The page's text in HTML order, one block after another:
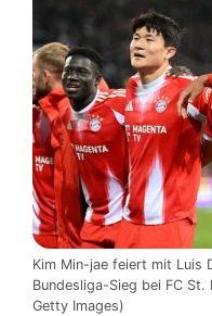
Kim Min-jae feiert mit Luis
Bundesliga-Sieg bei FC
Getty Images)